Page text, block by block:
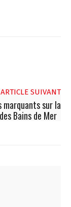
ARTICLE SUIVANT
marquants sur la
Bains de Mer